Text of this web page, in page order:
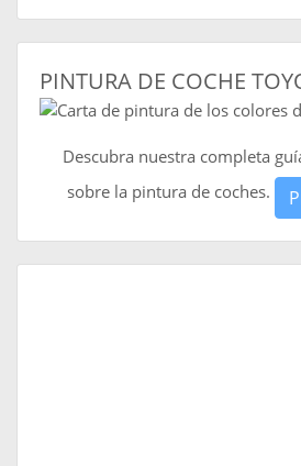
PINTURA DE COCHE
Descubra nuestra completa
sobre la pintura de coches.